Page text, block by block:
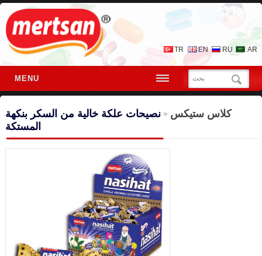
TR EN RU AR
MENU
كلاس ستيكس نصيحات علكة خالية من السكر بنكهة
المستكة